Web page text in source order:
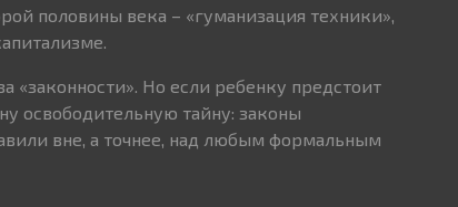
половины века – «гуманизация техники»,
«законности». Но если ребенку предстоит
освободительную тайну: законы
вне, а точнее, над любым формальным